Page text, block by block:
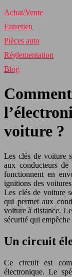
Achat/Vente
Entretien
Pièces auto
Réglementation
Blog
voiture ?
Les clés de voiture
aux conducteurs
fonctionnent en
ignitions des
Les clés de voiture
qui permet aux
voiture à distance.
sécurité qui
Un circuit
Ce circuit est
électronique. Le